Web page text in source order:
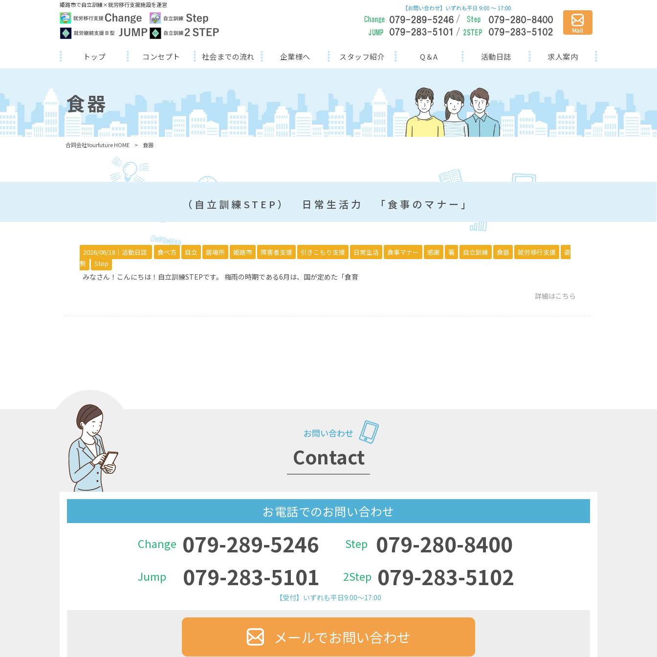
姫路市で自立訓練×就労移行支援施設を運営
トップ コンセプト 社会までの流れ 企業様へ スタッフ紹介 Q＆A 活動日誌 求人案内
食器
合同会社Yourfuture HOME > 食器
（自立訓練STEP） 日常生活力 「食事のマナー」
2026/06/18｜ 活動日誌 食べ方 自立 居場所 姫路市 障害者支援 引きこもり支援 日常生活 食事マナー 感謝 箸 自立訓練 食器 就労移行支援
姿
勢
Step
みなさん！こんにちは！自立訓練STEPです。 梅雨の時期である6月は、国が定めた「食育
詳細はこちら
お問い合わせ
Contact
お電話でのお問い合わせ
Change 079-289-5246 Step 079-280-8400
Jump 079-283-5101 2Step 079-283-5102
【受付】いずれも平日9:00～17:00
メールでお問い合わせ